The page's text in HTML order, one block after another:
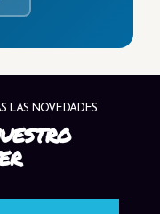
LAS NOVEDADES